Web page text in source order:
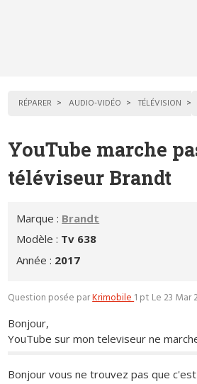
RÉPARER AUDIO-VIDÉO TÉLÉVISION
YouTube marche
téléviseur Brandt
Marque : Brandt
Modèle : Tv 638
Année : 2017
Question posée parKrimobile1 pt Le 23 Mar
Bonjour,
YouTube sur mon televiseur ne
Bonjour vous ne trouvez pas que